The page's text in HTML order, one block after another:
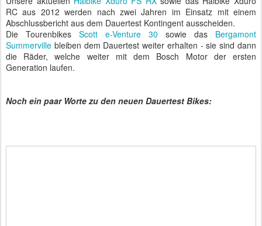
RC aus 2012 werden nach zwei Jahren im Einsatz mit einem
Abschlussbericht aus dem Dauertest Kontingent ausscheiden.
Die Tourenbikes Scott e-Venture 30 sowie das Bergamont
Summerville bleiben dem Dauertest weiter erhalten - sie sind dann
die Räder, welche weiter mit dem Bosch Motor der ersten
Generation laufen.
Noch ein paar Worte zu den neuen Dauertest Bikes: